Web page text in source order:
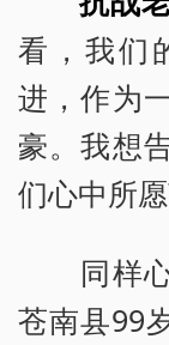
看，我们
进，作为
豪。我想
们心中所
同样心
苍南县99